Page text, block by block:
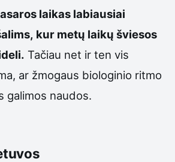
laikas labiausiai
kur metų laikų šviesos
Tačiau net ir ten vis
ar žmogaus biologinio ritmo
galimos naudos.